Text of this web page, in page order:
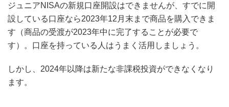
ジュニアNISAの新規口座開設はできませんが、すでに開
設している口座なら2023年12月末まで商品を購入できま
す（商品の受渡が2023年中に完了することが必要で
す）。口座を持っている人はうまく活用しましょう。
しかし、2024年以降は新たな非課税投資ができなくなり
ます。